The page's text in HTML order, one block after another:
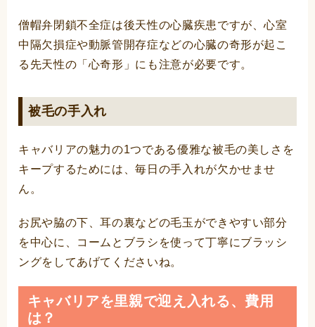
僧帽弁閉鎖不全症は後天性の心臓疾患ですが、心室
中隔欠損症や動脈管開存症などの心臓の奇形が起こ
る先天性の「心奇形」にも注意が必要です。
被毛の手入れ
キャバリアの魅力の1つである優雅な被毛の美しさを
キープするためには、毎日の手入れが欠かせませ
ん。
お尻や脇の下、耳の裏などの毛玉ができやすい部分
を中心に、コームとブラシを使って丁寧にブラッシ
ングをしてあげてくださいね。
キャバリアを里親で迎え入れる、費用
は？